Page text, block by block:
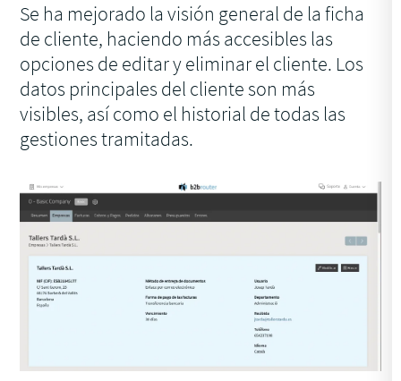
Se ha mejorado la visión general de la ficha
de cliente, haciendo más accesibles las
opciones de editar y eliminar el cliente. Los
datos principales del cliente son más
visibles, así como el historial de todas las
gestiones tramitadas.